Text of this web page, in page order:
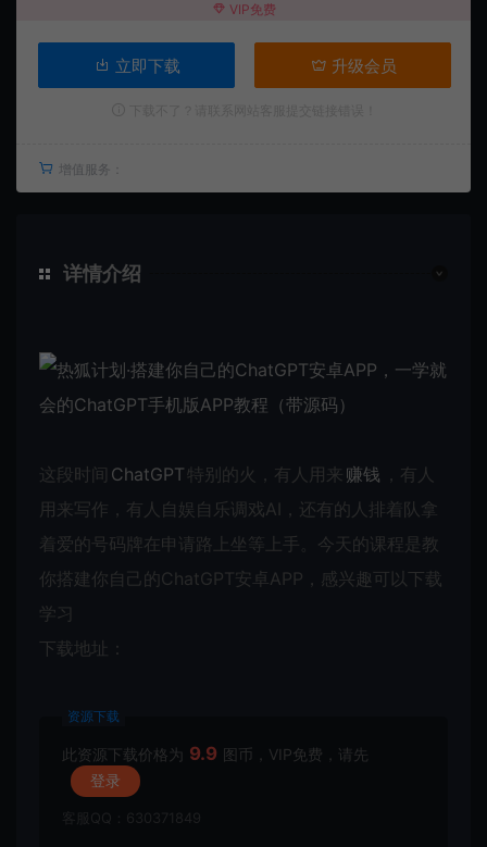
VIP免费
立即下载 升级会员
增值服务：
详情介绍
这段时间 ChatGPT特别的火，有人用来 赚钱 ，有人
用来写作，有人自娱自乐调戏AI，还有的人排着队拿
着爱的号码牌在申请路上坐等上手。今天的课程是教
你搭建你自己的ChatGPT安卓APP，感兴趣可以下载
学习
下载地址：
资源下载
此资源下载价格为 9.9 图币，VIP免费，请先
登录
客服QQ：630371849